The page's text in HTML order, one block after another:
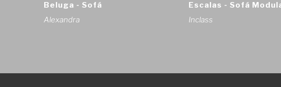
Beluga - Sofá
Alexandra
Escalas - Sofá
Inclass